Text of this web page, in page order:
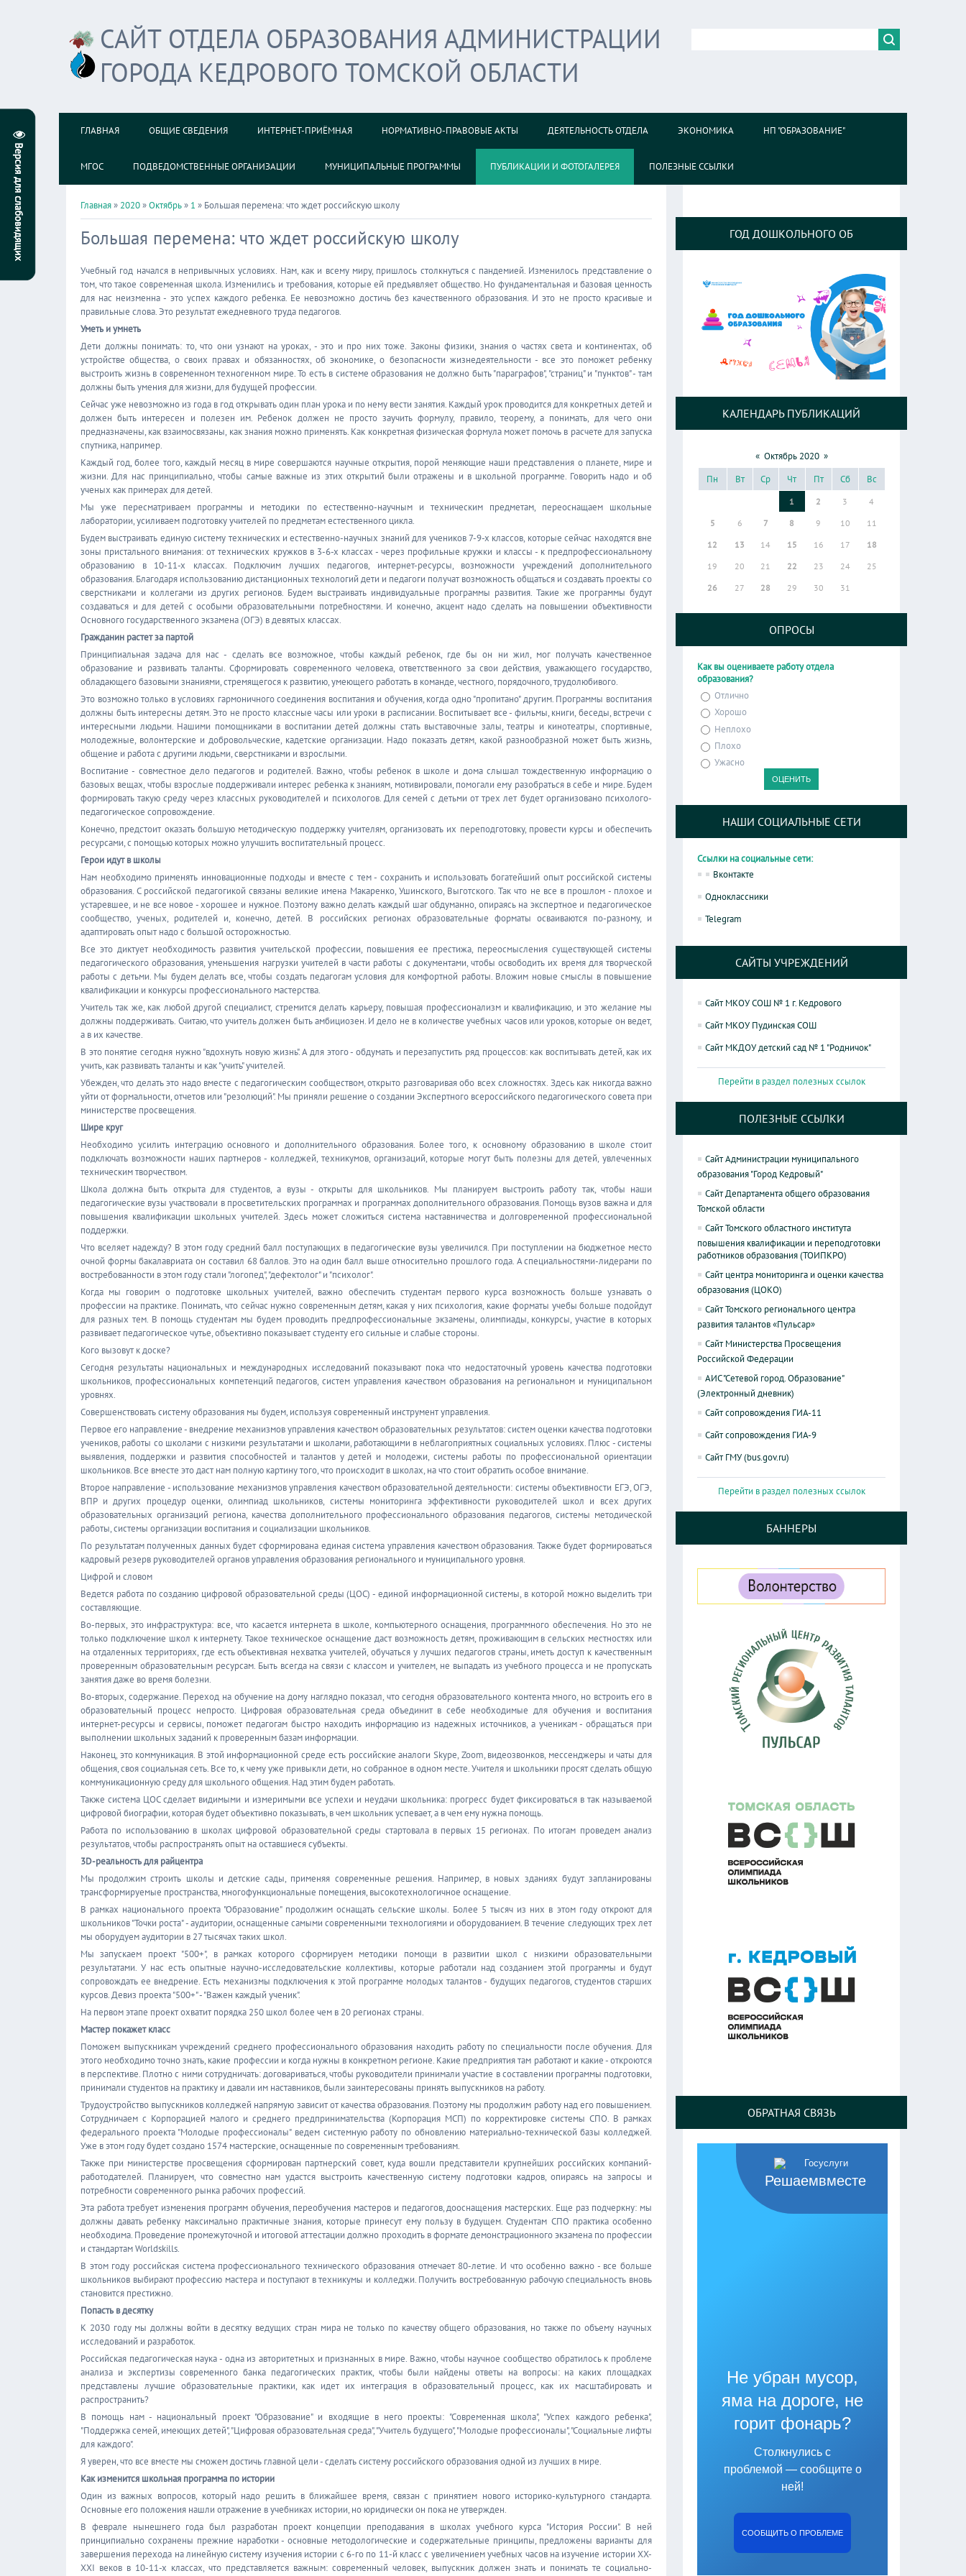
САЙТ ОТДЕЛА ОБРАЗОВАНИЯ АДМИНИСТРАЦИИ
ГОРОДА КЕДРОВОГО ТОМСКОЙ ОБЛАСТИ
ГЛАВНАЯ ОБЩИЕ СВЕДЕНИЯ ИНТЕРНЕТ-ПРИЁМНАЯ НОРМАТИВНО-ПРАВОВЫЕ АКТЫ ДЕЯТЕЛЬНОСТЬ ОТДЕЛА ЭКОНОМИКА НП "ОБРАЗОВАНИЕ"
МГОС ПОДВЕДОМСТВЕННЫЕ ОРГАНИЗАЦИИ МУНИЦИПАЛЬНЫЕ ПРОГРАММЫ ПУБЛИКАЦИИ И ФОТОГАЛЕРЕЯ ПОЛЕЗНЫЕ ССЫЛКИ
Главная» 2020»Октябрь» 1 » Большая перемена: что ждет российскую школу
Большая перемена: что ждет российскую школу
Учебный год начался в непривычных условиях. Нам, как и всему миру, пришлось столкнуться с пандемией. Изменилось представление о
том, что такое современная школа. Изменились и требования, которые ей предъявляет общество. Но фундаментальная и базовая ценность
для нас неизменна - это успех каждого ребенка. Ее невозможно достичь без качественного образования. И это не просто красивые и
правильные слова. Это результат ежедневного труда педагогов.
Уметь и умнеть
Дети должны понимать: то, что они узнают на уроках, - это и про них тоже. Законы физики, знания о частях света и континентах, об
устройстве общества, о своих правах и обязанностях, об экономике, о безопасности жизнедеятельности - все это поможет ребенку
выстроить жизнь в современном техногенном мире. То есть в системе образования не должно быть "параграфов", "страниц" и "пунктов" - там
должны быть умения для жизни, для будущей профессии.
Сейчас уже невозможно из года в год открывать один план урока и по нему вести занятия. Каждый урок проводится для конкретных детей и
должен быть интересен и полезен им. Ребенок должен не просто заучить формулу, правило, теорему, а понимать, для чего они
предназначены, как взаимосвязаны, как знания можно применять. Как конкретная физическая формула может помочь в расчете для запуска
спутника, например.
Каждый год, более того, каждый месяц в мире совершаются научные открытия, порой меняющие наши представления о планете, мире и
жизни. Для нас принципиально, чтобы самые важные из этих открытий были отражены и в школьной программе. Говорить надо и об
ученых как примерах для детей.
Мы уже пересматриваем программы и методики по естественно-научным и техническим предметам, переоснащаем школьные
лаборатории, усиливаем подготовку учителей по предметам естественного цикла.
Будем выстраивать единую систему технических и естественно-научных знаний для учеников 7-9-х классов, которые сейчас находятся вне
зоны пристального внимания: от технических кружков в 3-6-х классах - через профильные кружки и классы - к предпрофессиональному
образованию в 10-11-х классах. Подключим лучших педагогов, интернет-ресурсы, возможности учреждений дополнительного
образования. Благодаря использованию дистанционных технологий дети и педагоги получат возможность общаться и создавать проекты со
сверстниками и коллегами из других регионов. Будем выстраивать индивидуальные программы развития. Такие же программы будут
создаваться и для детей с особыми образовательными потребностями. И конечно, акцент надо сделать на повышении объективности
Основного государственного экзамена (ОГЭ) в девятых классах.
Гражданин растет за партой
Принципиальная задача для нас - сделать все возможное, чтобы каждый ребенок, где бы он ни жил, мог получать качественное
образование и развивать таланты. Сформировать современного человека, ответственного за свои действия, уважающего государство,
обладающего базовыми знаниями, стремящегося к развитию, умеющего работать в команде, честного, порядочного, трудолюбивого.
Это возможно только в условиях гармоничного соединения воспитания и обучения, когда одно "пропитано" другим. Программы воспитания
должны быть интересны детям. Это не просто классные часы или уроки в расписании. Воспитывает все - фильмы, книги, беседы, встречи с
интересными людьми. Нашими помощниками в воспитании детей должны стать выставочные залы, театры и кинотеатры, спортивные,
молодежные, волонтерские и добровольческие, кадетские организации. Надо показать детям, какой разнообразной может быть жизнь,
общение и работа с другими людьми, сверстниками и взрослыми.
Воспитание - совместное дело педагогов и родителей. Важно, чтобы ребенок в школе и дома слышал тождественную информацию о
базовых вещах, чтобы взрослые поддерживали интерес ребенка к знаниям, мотивировали, помогали ему разобраться в себе и мире. Будем
формировать такую среду через классных руководителей и психологов. Для семей с детьми от трех лет будет организовано психолого-
педагогическое сопровождение.
Конечно, предстоит оказать большую методическую поддержку учителям, организовать их переподготовку, провести курсы и обеспечить
ресурсами, с помощью которых можно улучшить воспитательный процесс.
Герои идут в школы
Нам необходимо применять инновационные подходы и вместе с тем - сохранить и использовать богатейший опыт российской системы
образования. С российской педагогикой связаны великие имена Макаренко, Ушинского, Выготского. Так что не все в прошлом - плохое и
устаревшее, и не все новое - хорошее и нужное. Поэтому важно делать каждый шаг обдуманно, опираясь на экспертное и педагогическое
сообщество, ученых, родителей и, конечно, детей. В российских регионах образовательные форматы осваиваются по-разному, и
адаптировать опыт надо с большой осторожностью.
Все это диктует необходимость развития учительской профессии, повышения ее престижа, переосмысления существующей системы
педагогического образования, уменьшения нагрузки учителей в части работы с документами, чтобы освободить их время для творческой
работы с детьми. Мы будем делать все, чтобы создать педагогам условия для комфортной работы. Вложим новые смыслы в повышение
квалификации и конкурсы профессионального мастерства.
Учитель так же, как любой другой специалист, стремится делать карьеру, повышая профессионализм и квалификацию, и это желание мы
должны поддерживать. Считаю, что учитель должен быть амбициозен. И дело не в количестве учебных часов или уроков, которые он ведет,
а в их качестве.
В это понятие сегодня нужно "вдохнуть новую жизнь". А для этого - обдумать и перезапустить ряд процессов: как воспитывать детей, как их
учить, как развивать таланты и как "учить" учителей.
Убежден, что делать это надо вместе с педагогическим сообществом, открыто разговаривая обо всех сложностях. Здесь как никогда важно
уйти от формальности, отчетов или "резолюций". Мы приняли решение о создании Экспертного всероссийского педагогического совета при
министерстве просвещения.
Шире круг
Необходимо усилить интеграцию основного и дополнительного образования. Более того, к основному образованию в школе стоит
подключать возможности наших партнеров - колледжей, техникумов, организаций, которые могут быть полезны для детей, увлеченных
техническим творчеством.
Школа должна быть открыта для студентов, а вузы - открыты для школьников. Мы планируем выстроить работу так, чтобы наши
педагогические вузы участвовали в просветительских программах и программах дополнительного образования. Помощь вузов важна и для
повышения квалификации школьных учителей. Здесь может сложиться система наставничества и долговременной профессиональной
поддержки.
Что вселяет надежду? В этом году средний балл поступающих в педагогические вузы увеличился. При поступлении на бюджетное место
очной формы бакалавриата он составил 68 баллов. Это на один балл выше относительно прошлого года. А специальностями-лидерами по
востребованности в этом году стали "логопед", "дефектолог" и "психолог".
Когда мы говорим о подготовке школьных учителей, важно обеспечить студентам первого курса возможность больше узнавать о
профессии на практике. Понимать, что сейчас нужно современным детям, какая у них психология, какие форматы учебы больше подойдут
для разных тем. В помощь студентам мы будем проводить предпрофессиональные экзамены, олимпиады, конкурсы, участие в которых
развивает педагогическое чутье, объективно показывает студенту его сильные и слабые стороны.
Кого вызовут к доске?
Сегодня результаты национальных и международных исследований показывают пока что недостаточный уровень качества подготовки
школьников, профессиональных компетенций педагогов, систем управления качеством образования на региональном и муниципальном
уровнях.
Совершенствовать систему образования мы будем, используя современный инструмент управления.
Первое его направление - внедрение механизмов управления качеством образовательных результатов: систем оценки качества подготовки
учеников, работы со школами с низкими результатами и школами, работающими в неблагоприятных социальных условиях. Плюс - системы
выявления, поддержки и развития способностей и талантов у детей и молодежи, системы работы по профессиональной ориентации
школьников. Все вместе это даст нам полную картину того, что происходит в школах, на что стоит обратить особое внимание.
Второе направление - использование механизмов управления качеством образовательной деятельности: системы объективности ЕГЭ, ОГЭ,
ВПР и других процедур оценки, олимпиад школьников, системы мониторинга эффективности руководителей школ и всех других
образовательных организаций региона, качества дополнительного профессионального образования педагогов, системы методической
работы, системы организации воспитания и социализации школьников.
По результатам полученных данных будет сформирована единая система управления качеством образования. Также будет формироваться
кадровый резерв руководителей органов управления образования регионального и муниципального уровня.
Цифрой и словом
Ведется работа по созданию цифровой образовательной среды (ЦОС) - единой информационной системы, в которой можно выделить три
составляющие.
Во-первых, это инфраструктура: все, что касается интернета в школе, компьютерного оснащения, программного обеспечения. Но это не
только подключение школ к интернету. Такое техническое оснащение даст возможность детям, проживающим в сельских местностях или
на отдаленных территориях, где есть объективная нехватка учителей, обучаться у лучших педагогов страны, иметь доступ к качественным
проверенным образовательным ресурсам. Быть всегда на связи с классом и учителем, не выпадать из учебного процесса и не пропускать
занятия даже во время болезни.
Во-вторых, содержание. Переход на обучение на дому наглядно показал, что сегодня образовательного контента много, но встроить его в
образовательный процесс непросто. Цифровая образовательная среда объединит в себе необходимые для обучения и воспитания
интернет-ресурсы и сервисы, поможет педагогам быстро находить информацию из надежных источников, а ученикам - обращаться при
выполнении школьных заданий к проверенным базам информации.
Наконец, это коммуникация. В этой информационной среде есть российские аналоги Skype, Zoom, видеозвонков, мессенджеры и чаты для
общения, своя социальная сеть. Все то, к чему уже привыкли дети, но собранное в одном месте. Учителя и школьники просят сделать общую
коммуникационную среду для школьного общения. Над этим будем работать.
Также система ЦОС сделает видимыми и измеримыми все успехи и неудачи школьника: прогресс будет фиксироваться в так называемой
цифровой биографии, которая будет объективно показывать, в чем школьник успевает, а в чем ему нужна помощь.
Работа по использованию в школах цифровой образовательной среды стартовала в первых 15 регионах. По итогам проведем анализ
результатов, чтобы распространять опыт на оставшиеся субъекты.
3D-реальность для райцентра
Мы продолжим строить школы и детские сады, применяя современные решения. Например, в новых зданиях будут запланированы
трансформируемые пространства, многофункциональные помещения, высокотехнологичное оснащение.
В рамках национального проекта "Образование" продолжим оснащать сельские школы. Более 5 тысяч из них в этом году откроют для
школьников "Точки роста" - аудитории, оснащенные самыми современными технологиями и оборудованием. В течение следующих трех лет
мы оборудуем аудитории в 27 тысячах таких школ.
Мы запускаем проект "500+", в рамках которого сформируем методики помощи в развитии школ с низкими образовательными
результатами. У нас есть опытные научно-исследовательские коллективы, которые работали над созданием этой программы и будут
сопровождать ее внедрение. Есть механизмы подключения к этой программе молодых талантов - будущих педагогов, студентов старших
курсов. Девиз проекта "500+" - "Важен каждый ученик".
На первом этапе проект охватит порядка 250 школ более чем в 20 регионах страны.
Мастер покажет класс
Поможем выпускникам учреждений среднего профессионального образования находить работу по специальности после обучения. Для
этого необходимо точно знать, какие профессии и когда нужны в конкретном регионе. Какие предприятия там работают и какие - откроются
в перспективе. Плотно с ними сотрудничать: договариваться, чтобы руководители принимали участие в составлении программы подготовки,
принимали студентов на практику и давали им наставников, были заинтересованы принять выпускников на работу.
Трудоустройство выпускников колледжей напрямую зависит от качества образования. Поэтому мы продолжим работу над его повышением.
Сотрудничаем с Корпорацией малого и среднего предпринимательства (Корпорация МСП) по корректировке системы СПО. В рамках
федерального проекта "Молодые профессионалы" ведем системную работу по обновлению материально-технической базы колледжей.
Уже в этом году будет создано 1574 мастерские, оснащенные по современным требованиям.
Также при министерстве просвещения сформирован партнерский совет, куда вошли представители крупнейших российских компаний-
работодателей. Планируем, что совместно нам удастся выстроить качественную систему подготовки кадров, опираясь на запросы и
потребности современного рынка рабочих профессий.
Эта работа требует изменения программ обучения, переобучения мастеров и педагогов, дооснащения мастерских. Еще раз подчеркну: мы
должны давать ребенку максимально практичные знания, которые принесут ему пользу в будущем. Студентам СПО практика особенно
необходима. Проведение промежуточной и итоговой аттестации должно проходить в формате демонстрационного экзамена по профессии
и стандартам Worldskills.
В этом году российская система профессионального технического образования отмечает 80-летие. И что особенно важно - все больше
школьников выбирают профессию мастера и поступают в техникумы и колледжи. Получить востребованную рабочую специальность вновь
становится престижно.
Попасть в десятку
К 2030 году мы должны войти в десятку ведущих стран мира не только по качеству общего образования, но также по объему научных
исследований и разработок.
Российская педагогическая наука - одна из авторитетных и признанных в мире. Важно, чтобы научное сообщество обратилось к проблеме
анализа и экспертизы современного банка педагогических практик, чтобы были найдены ответы на вопросы: на каких площадках
представлены лучшие образовательные практики, как идет их интеграция в образовательный процесс, как их масштабировать и
распространить?
В помощь нам - национальный проект "Образование" и входящие в него проекты: "Современная школа", "Успех каждого ребенка",
"Поддержка семей, имеющих детей", "Цифровая образовательная среда", "Учитель будущего", "Молодые профессионалы", "Социальные лифты
для каждого".
Я уверен, что все вместе мы сможем достичь главной цели - сделать систему российского образования одной из лучших в мире.
Как изменится школьная программа по истории
Один из важных вопросов, который надо решить в ближайшее время, связан с принятием нового историко-культурного стандарта.
Основные его положения нашли отражение в учебниках истории, но юридически он пока не утвержден.
В феврале нынешнего года был разработан проект концепции преподавания в школах учебного курса "История России". В ней
принципиально сохранены прежние наработки - основные методологические и содержательные принципы, предложены варианты для
завершения перехода на линейную систему изучения истории с 6-го по 11-й класс с увеличением учебных часов на изучение истории XX-
XXI веков в 10-11-х классах, что представляется важным: современный человек, выпускник должен знать и понимать те социально-
ГОД ДОШКОЛЬНОГО ОБ
КАЛЕНДАРЬ ПУБЛИКАЦИЙ
« Октябрь 2020 »
Пн
Вт Ср Чт Пт Сб Вс
1 2 3
4
5
6 7 8 9 10
11
12
13 14 15 16 17
18
19
20 21 22 23 24
25
26
27 28 29 30 31
ОПРОСЫ
Как вы оцениваете работу отдела
образования?
Отлично
Хорошо
Неплохо
Плохо
Ужасно
НАШИ СОЦИАЛЬНЫЕ СЕТИ
Ссылки на социальные сети:
Вконтакте
Одноклассники
Telegram
САЙТЫ УЧРЕЖДЕНИЙ
Сайт МКОУ СОШ № 1 г. Кедрового
Сайт МКОУ Пудинская СОШ
Сайт МКДОУ детский сад № 1 "Родничок"
Перейти в раздел полезных ссылок
ПОЛЕЗНЫЕ ССЫЛКИ
Сайт Администрации муниципального
образования "Город Кедровый"
Сайт Департамента общего образования
Томской области
Сайт Томского областного института
повышения квалификации и переподготовки
работников образования (ТОИПКРО)
Сайт центра мониторинга и оценки качества
образования (ЦОКО)
Сайт Томского регионального центра
развития талантов «Пульсар»
Сайт Министерства Просвещения
Российской Федерации
АИС "Сетевой город. Образование"
(Электронный дневник)
Сайт сопровождения ГИА-11
Сайт сопровождения ГИА-9
Сайт ГМУ (bus.gov.ru)
Перейти в раздел полезных ссылок
БАННЕРЫ
ОБРАТНАЯ СВЯЗЬ
Решаемвместе
Не убран мусор,
яма на дороге, не
горит фонарь?
Столкнулись с
проблемой — сообщите о
ней!
СООБЩИТЬ О ПРОБЛЕМЕ